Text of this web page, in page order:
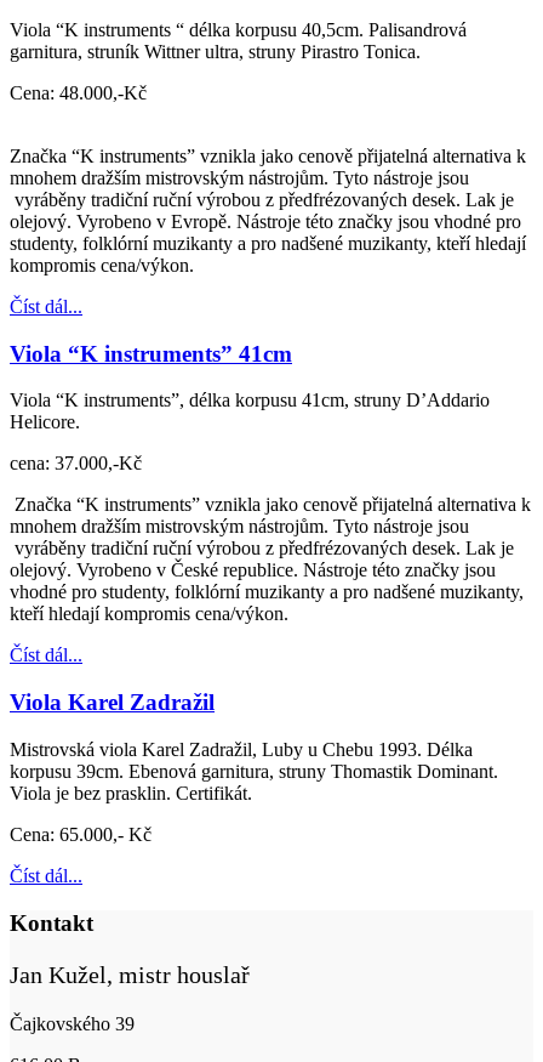
Viola “K instruments “ délka korpusu 40,5cm. Palisandrová
garnitura, struník Wittner ultra, struny Pirastro Tonica.
Cena: 48.000,-Kč
Značka “K instruments” vznikla jako cenově přijatelná alternativa k
mnohem dražším mistrovským nástrojům. Tyto nástroje jsou
vyráběny tradiční ruční výrobou z předfrézovaných desek. Lak je
olejový. Vyrobeno v Evropě. Nástroje této značky jsou vhodné pro
studenty, folklórní muzikanty a pro nadšené muzikanty, kteří hledají
kompromis cena/výkon.
Číst dál...
Viola “K instruments” 41cm
Viola “K instruments”, délka korpusu 41cm, struny D’Addario
Helicore.
cena: 37.000,-Kč
Značka “K instruments” vznikla jako cenově přijatelná alternativa k
mnohem dražším mistrovským nástrojům. Tyto nástroje jsou
vyráběny tradiční ruční výrobou z předfrézovaných desek. Lak je
olejový. Vyrobeno v České republice. Nástroje této značky jsou
vhodné pro studenty, folklórní muzikanty a pro nadšené muzikanty,
kteří hledají kompromis cena/výkon.
Číst dál...
Viola Karel Zadražil
Mistrovská viola Karel Zadražil, Luby u Chebu 1993. Délka
korpusu 39cm. Ebenová garnitura, struny Thomastik Dominant.
Viola je bez prasklin. Certifikát.
Cena: 65.000,- Kč
Číst dál...
Kontakt
Jan Kužel, mistr houslař
Čajkovského 39